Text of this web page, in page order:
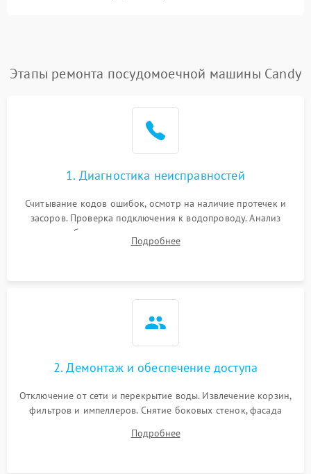
Этапы ремонта посудомоечной машины Candy
1. Диагностика неисправностей
Считывание кодов ошибок, осмотр на наличие протечек и
засоров. Проверка подключения к водопроводу. Анализ
жалоб на отсутствие слива, нагрева, вращения
разбрызгивателей или срабатывание системы защиты
Подробнее
2. Демонтаж и обеспечение доступа
Отключение от сети и перекрытие воды. Извлечение корзин,
фильтров и импеллеров. Снятие боковых стенок, фасада
циркуляционному насосу, ТЭНу и сливной помпе.
Подробнее